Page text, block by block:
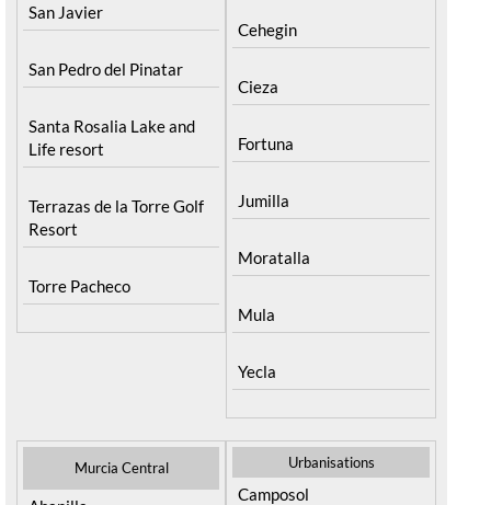
San Javier
San Pedro del Pinatar
Santa Rosalia Lake and
Life resort
Terrazas de la Torre Golf
Resort
Torre Pacheco
Cehegin
Cieza
Fortuna
Jumilla
Moratalla
Mula
Yecla
Murcia Central Urbanisations
Camposol